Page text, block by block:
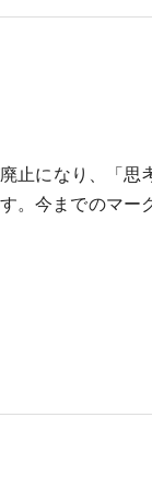
止になり、「思
。今までのマー